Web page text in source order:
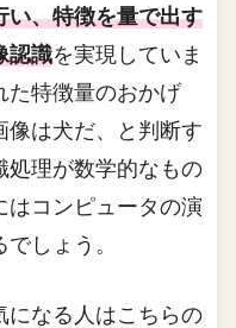
い、特徴を量で出す
認識を実現していま
た特徴量のおかげ
像は犬だ、と判断す
処理が数学的なもの
はコンピュータの演
しょう。
なる人はこちらの